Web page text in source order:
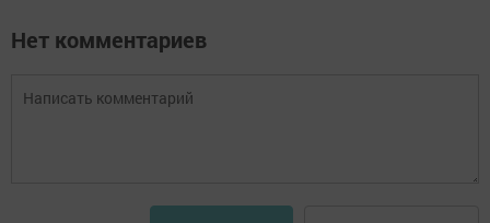
Нет комментариев